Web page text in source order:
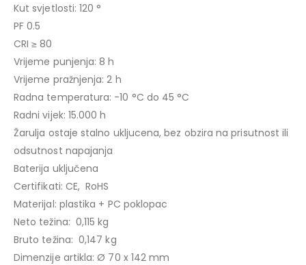
Kut svjetlosti: 120 °
PF 0.5
CRI ≥ 80
Vrijeme punjenja: 8 h
Vrijeme pražnjenja: 2 h
Radna temperatura: -10 °C do 45 °C
Radni vijek: 15.000 h
Žarulja ostaje stalno ukljucena, bez obzira na prisutnost ili
odsutnost napajanja
Baterija uključena
Certifikati: CE, RoHS
Materijal: plastika + PC poklopac
Neto težina: 0,115 kg
Bruto težina: 0,147 kg
Dimenzije artikla: Ø 70 x 142 mm